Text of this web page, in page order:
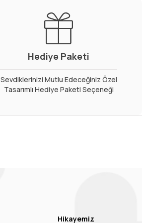
Hediye Paketi
Sevdiklerinizi Mutlu Edeceğiniz Özel
Tasarımlı Hediye Paketi Seçeneği
Hikayemiz